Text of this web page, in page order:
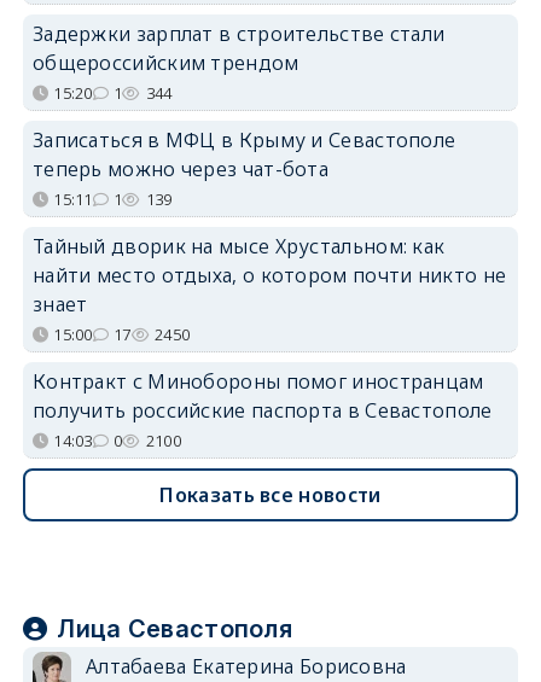
Задержки зарплат в строительстве стали
общероссийским трендом
15:20 1 344
Записаться в МФЦ в Крыму и Севастополе
теперь можно через чат-бота
15:11 1 139
Тайный дворик на мысе Хрустальном: как
найти место отдыха, о котором почти никто не
знает
15:00 17 2450
Контракт с Минобороны помог иностранцам
получить российские паспорта в Севастополе
14:03 0 2100
Показать все новости
Лица Севастополя
Алтабаева Екатерина Борисовна